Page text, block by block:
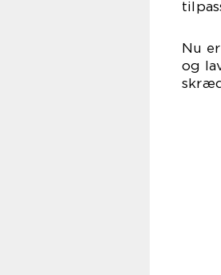
Nu
og